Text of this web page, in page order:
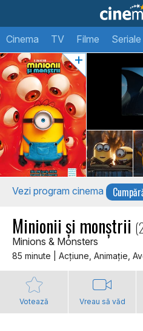
Cinema TV Filme Seriale
Vezi program cinema
Minionii și monștrii
Minions & Monsters
85 minute | Acţiune, Animaţie,
Votează Vreau să văd